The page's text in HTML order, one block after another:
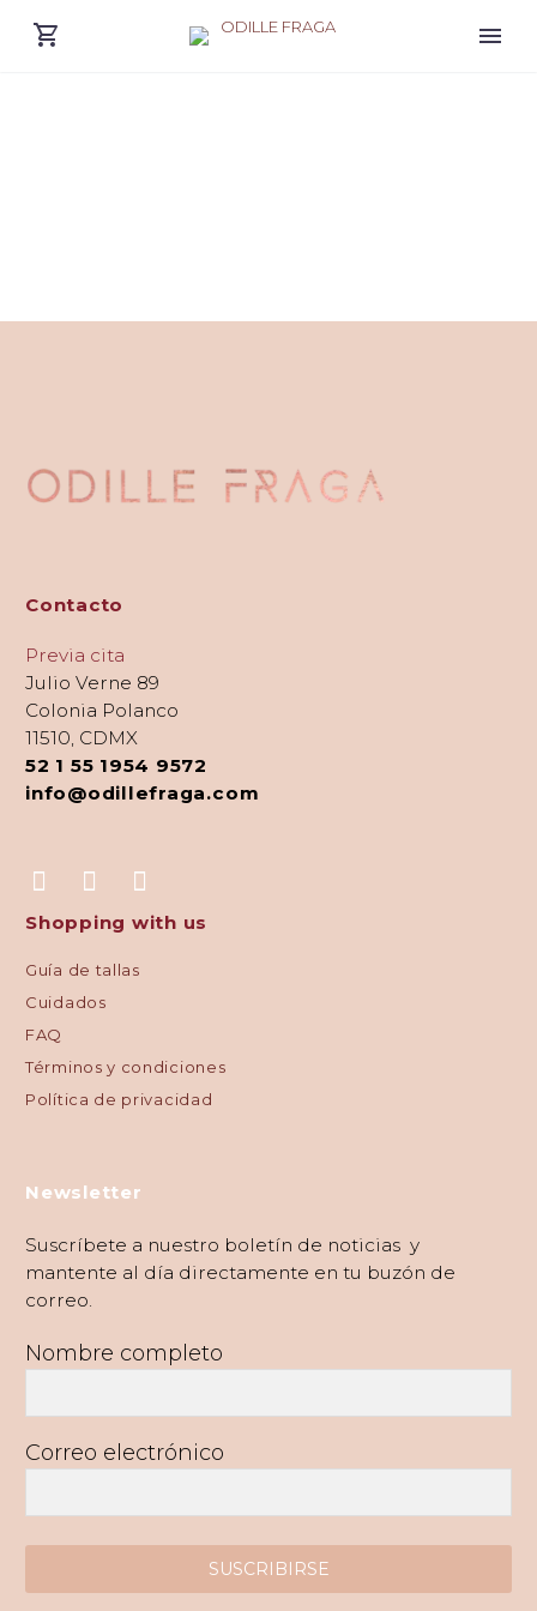
Contacto
Previa cita
Julio Verne 89
Colonia Polanco
11510, CDMX
52 1 55 1954 9572
info@odillefraga.com
Shopping with us
Guía de tallas
Cuidados
FAQ
Términos y condiciones
Política de privacidad
Newsletter
Suscríbete a nuestro boletín de noticias y
mantente al día directamente en tu buzón de
correo.
Nombre completo
Correo electrónico
SUSCRIBIRSE